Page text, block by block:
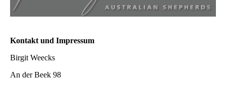
Kontakt und Impressum
Birgit Weecks
An der Beek 98